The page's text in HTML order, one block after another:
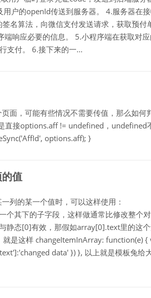
户的openId传送到服务器。 4.服务器在
名算法，向微信支付发送请求，获取预付
响应必要的信息。 5.小程序端在获取对
支付。 6.接下来的一...
面，可能有些情况不需要传值，那么如何
直接options.aff != undefined，undefined
options.aff); }
值
列的某一个值时，可以这样使用：
其下的子字段，这样做通常比修改整个
静态[0]有效，那假如array[0].text里的这
是这样 changeItemInArray: function(e) {
data' }) }, 以上就是模板兔给